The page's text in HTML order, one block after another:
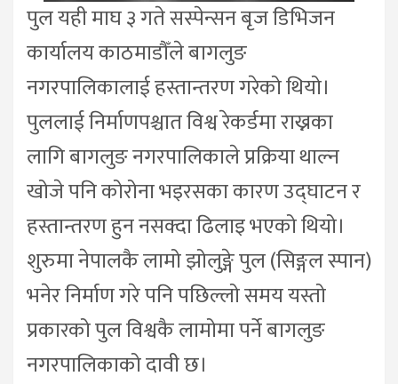
पुल यही माघ ३ गते सस्पेन्सन बृज डिभिजन
कार्यालय काठमाडौँले बागलुङ
नगरपालिकालाई हस्तान्तरण गरेको थियो।
पुललाई निर्माणपश्चात विश्व रेकर्डमा राख्नका
लागि बागलुङ नगरपालिकाले प्रक्रिया थाल्न
खोजे पनि कोरोना भइरसका कारण उद्घाटन र
हस्तान्तरण हुन नसक्दा ढिलाइ भएको थियो।
शुरुमा नेपालकै लामो झोलुङ्गे पुल (सिङ्गल स्पान)
भनेर निर्माण गरे पनि पछिल्लो समय यस्तो
प्रकारको पुल विश्वकै लामोमा पर्ने बागलुङ
नगरपालिकाको दावी छ।